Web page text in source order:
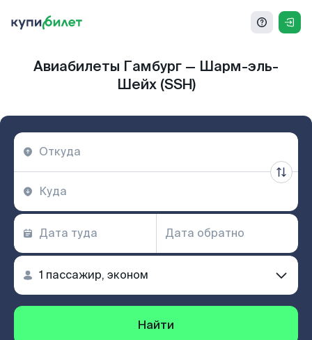
Авиабилеты Гамбург — Шарм-эль-
Шейх (SSH)
Найти